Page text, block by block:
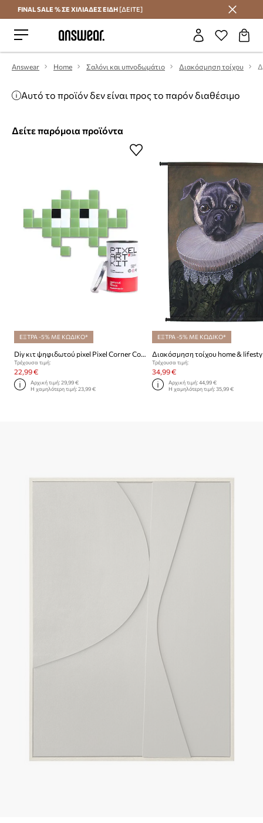
Εξοικονομήστε με το Answear Club
FINAL SALE % ΣΕ ΧΙΛΙΑΔΕΣ ΕΙΔΗ [ΔΕΙΤΕ]
Answear Home Σαλόνι και υπνοδωμάτιο Διακόσμηση τοίχου
Αυτό το προϊόν δεν είναι προς το παρόν διαθέσιμο
Δείτε παρόμοια προϊόντα
ΕΞΤΡΑ -5% ΜΕ ΚΩΔΙΚΟ*
Diy κιτ ψηφιδωτού pixel Pixel Corner Corner Little Alien
Τρέχουσα τιμή:
22,99 €
Αρχική τιμή:29,99 €
Η χαμηλότερη τιμή:23,99 €
ΕΞΤΡΑ -5% ΜΕ ΚΩΔΙΚΟ*
Διακόσμηση τοίχου home &
Τρέχουσα τιμή:
34,99 €
Αρχική τιμή: 44,99 €
Η χαμηλότερη τιμή: 35,99 €